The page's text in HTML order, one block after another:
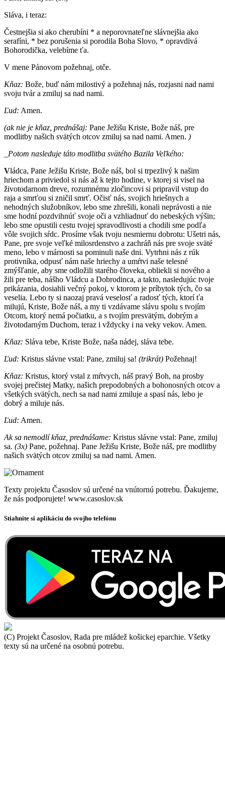
Sláva, i teraz:
Čestnejšia si ako cherubíni * a neporovnateľne slávnejšia ako
serafíni, * bez porušenia si porodila Boha Slovo, * opravdivá
Bohorodička, velebíme ťa.
V mene Pánovom požehnaj, otče.
Kňaz: Bože, buď nám milostivý a požehnaj nás, rozjasni nad nami
svoju tvár a zmiluj sa nad nami.
Ľud: Amen.
(ak nie je kňaz, prednášaj: Pane Ježišu Kriste, Bože náš, pre
modlitby našich svätých otcov zmiluj sa nad nami. Amen. )
_Potom nasleduje táto modlitba svätého Bazila Veľkého:
Vládca, Pane Ježišu Kriste, Bože náš, bol si trpezlivý k našim
hriechom a priviedol si nás až k tejto hodine, v ktorej si visel na
životodarnom dreve, rozumnému zločincovi si pripravil vstup do
raja a smrťou si zničil smrť. Očisť nás, svojich hriešnych a
nehodných služobníkov, lebo sme zhrešili, konali neprávosti a nie
sme hodní pozdvihnúť svoje oči a vzhliadnuť do nebeských výšin;
lebo sme opustili cestu tvojej spravodlivosti a chodili sme podľa
vôle svojich sŕdc. Prosíme však tvoju nesmiernu dobrotu: Ušetri nás,
Pane, pre svoje veľké milosrdenstvo a zachráň nás pre svoje sväté
meno, lebo v márnosti sa pominuli naše dni. Vytrhni nás z rúk
protivníka, odpusť nám naše hriechy a umŕtvi naše telesné
zmýšľanie, aby sme odložili starého človeka, obliekli si nového a
žili pre teba, nášho Vládcu a Dobrodinca, a takto, nasledujúc tvoje
prikázania, dosiahli večný pokoj, v ktorom je príbytok tých, čo sa
veselia. Lebo ty si naozaj pravá veselosť a radosť tých, ktorí ťa
milujú, Kriste, Bože náš, a my ti vzdávame slávu spolu s tvojím
Otcom, ktorý nemá počiatku, a s tvojím presvätým, dobrým a
životodarným Duchom, teraz i vždycky i na veky vekov. Amen.
Kňaz: Sláva tebe, Kriste Bože, naša nádej, sláva tebe.
Ľud: Kristus slávne vstal: Pane, zmiluj sa! (trikrát) Požehnaj!
Kňaz: Kristus, ktorý vstal z mŕtvych, náš pravý Boh, na prosby
svojej prečistej Matky, našich prepodobných a bohonosných otcov a
všetkých svätých, nech sa nad nami zmiluje a spasí nás, lebo je
dobrý a miluje nás.
Ľud: Amen.
Ak sa nemodlí kňaz, prednášame: Kristus slávne vstal: Pane, zmiluj
sa. (3x) Pane, požehnaj. Pane Ježišu Kriste, Bože náš, pre modlitby
našich svätých otcov zmiluj sa nad nami. Amen.
Texty projektu Časoslov sú určené na vnútornú potrebu. Ďakujeme,
že nás podporujete! www.casoslov.sk
Stiahnite si aplikáciu do svojho telefónu
(C) Projekt Časoslov, Rada pre mládež košickej eparchie. Všetky
texty sú na určené na osobnú potrebu.